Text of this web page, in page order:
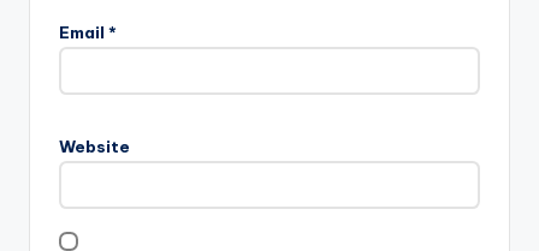
Email *
Website